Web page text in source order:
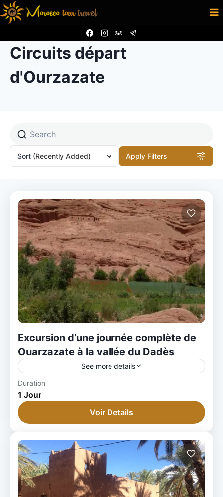
Aller
au
Circuits départ
d'Ourzazate
Sort (Recently Added) Apply Filters
Excursion d’une journée complète de
Ouarzazate à la vallée du Dadès
See more details
Duration
1 Jour
Voir Details